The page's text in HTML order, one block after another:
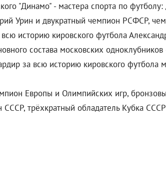
"Динамо" - мастера спорта по
Урин и двукратный чемпион РСФСР,
историю кировского футбола
состава московских
за всю историю кировского футбола
Европы и Олимпийских игр,
трёхкратный обладатель Кубка